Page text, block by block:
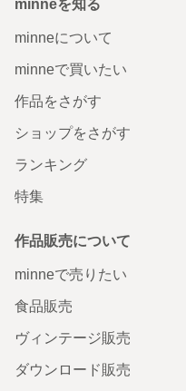
minneを知る
minneについて
minneで買いたい
作品をさがす
ショップをさがす
ランキング
特集
作品販売について
minneで売りたい
食品販売
ヴィンテージ販売
ダウンロード販売